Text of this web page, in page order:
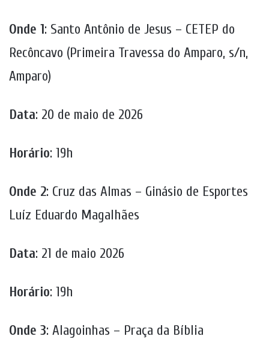
Onde 1: Santo Antônio de Jesus – CETEP do
Recôncavo (Primeira Travessa do Amparo, s/n,
Amparo)
Data: 20 de maio de 2026
Horário: 19h
Onde 2: Cruz das Almas – Ginásio de Esportes
Luíz Eduardo Magalhães
Data: 21 de maio 2026
Horário: 19h
Onde 3: Alagoinhas – Praça da Bíblia